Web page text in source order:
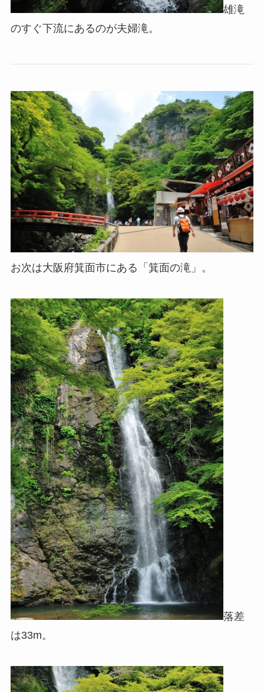
雄滝
のすぐ下流にあるのが夫婦滝。
お次は大阪府箕面市にある「箕面の滝」。
落差
は33m。